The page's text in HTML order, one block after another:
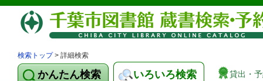
検索トップ> 詳細検索
かんたん検索 いろいろ検索 貸出・